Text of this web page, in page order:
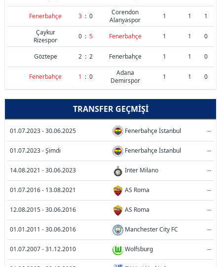
Fenerbahçe 3 : 0
Corendon
Alanyaspor
1 1
1
Çaykur
Rizespor
0 : 5 Fenerbahçe 1 1 0
Göztepe 2 : 2 Fenerbahçe 1 1 0
Fenerbahçe 1 : 0
Adana
Demirspor
1 1 0
TRANSFER GEÇMIŞI
01.07.2023 - 30.06.2025 Fenerbahçe İstanbul --
01.07.2023 - Şimdi Fenerbahçe İstanbul --
14.08.2021 - 30.06.2023 Inter Milano --
01.07.2016 - 13.08.2021 AS Roma --
12.08.2015 - 30.06.2016 AS Roma --
01.01.2011 - 30.06.2016 Manchester City FC --
01.07.2007 - 31.12.2010 Wolfsburg --